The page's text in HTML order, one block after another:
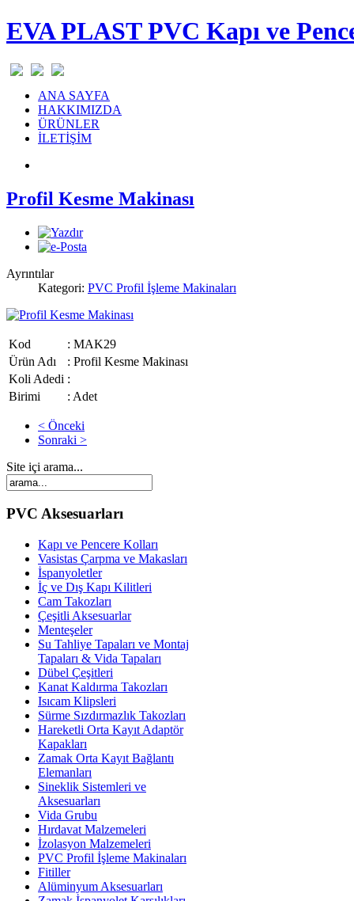
EVA PLAST PVC Kapı ve
ANA SAYFA
HAKKIMIZDA
ÜRÜNLER
İLETİŞİM
Profil Kesme Makinası
Ayrıntılar
Kategori: PVC Profil İşleme Makinaları
Kod
: MAK29
Ürün Adı
: Profil Kesme Makinası
Koli Adedi :
Birimi
: Adet
< Önceki
Sonraki >
Site içi arama...
PVC Aksesuarları
Kapı ve Pencere Kolları
Vasistas Çarpma ve Makasları
İspanyoletler
İç ve Dış Kapı Kilitleri
Cam Takozları
Çeşitli Aksesuarlar
Menteşeler
Su Tahliye Tapaları ve Montaj
Tapaları & Vida Tapaları
Dübel Çeşitleri
Kanat Kaldırma Takozları
Isıcam Klipsleri
Sürme Sızdırmazlık Takozları
Hareketli Orta Kayıt Adaptör
Kapakları
Zamak Orta Kayıt Bağlantı
Elemanları
Sineklik Sistemleri ve
Aksesuarları
Vida Grubu
Hırdavat Malzemeleri
İzolasyon Malzemeleri
PVC Profil İşleme Makinaları
Fitiller
Alüminyum Aksesuarları